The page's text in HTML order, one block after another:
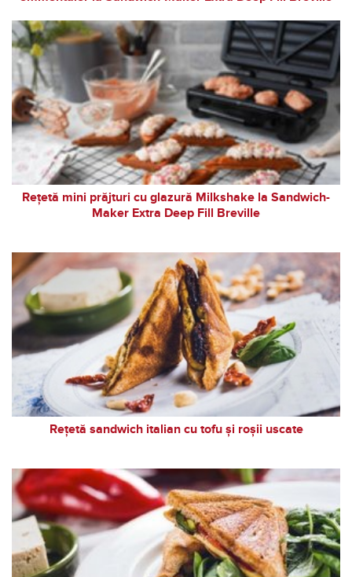
Rețetă mini prăjturi cu glazură Milkshake la Sandwich-
Maker Extra Deep Fill Breville
Rețetă sandwich italian cu tofu și roșii uscate